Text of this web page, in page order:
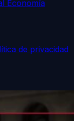
Economía
de privacidad